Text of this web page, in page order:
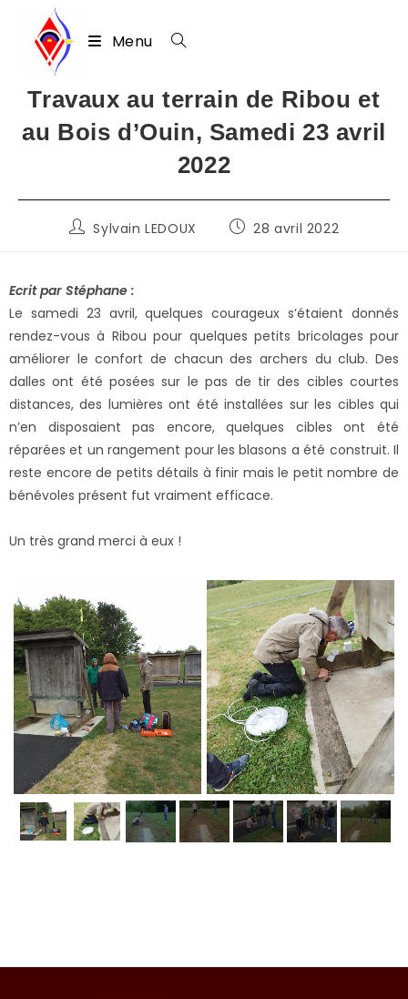
content
Menu
Travaux au terrain de Ribou et
au Bois d’Ouin, Samedi 23 avril
2022
Auteur/autrice
Sylvain LEDOUX
Publication
28 avril 2022
Ecrit par Stéphane :
Le samedi 23 avril, quelques courageux s’étaient donnés
rendez-vous à Ribou pour quelques petits bricolages pour
améliorer le confort de chacun des archers du club. Des
dalles ont été posées sur le pas de tir des cibles courtes
distances, des lumières ont été installées sur les cibles qui
n’en disposaient pas encore, quelques cibles ont été
réparées et un rangement pour les blasons a été construit. Il
reste encore de petits détails à finir mais le petit nombre de
bénévoles présent fut vraiment efficace.
Un très grand merci à eux !